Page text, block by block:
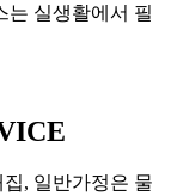
는 실생활에서 필
, 일반가정은 물